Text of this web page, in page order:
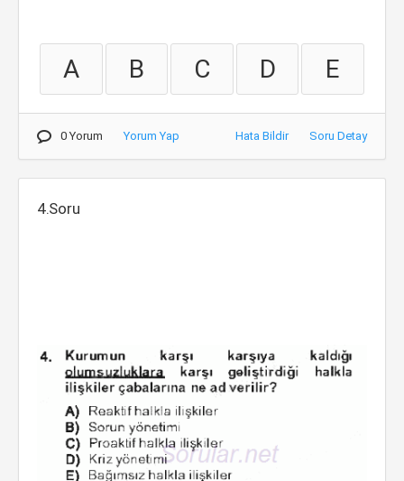
A B C D E
0 Yorum Yorum Yap Hata Bildir Soru Detay
4.Soru